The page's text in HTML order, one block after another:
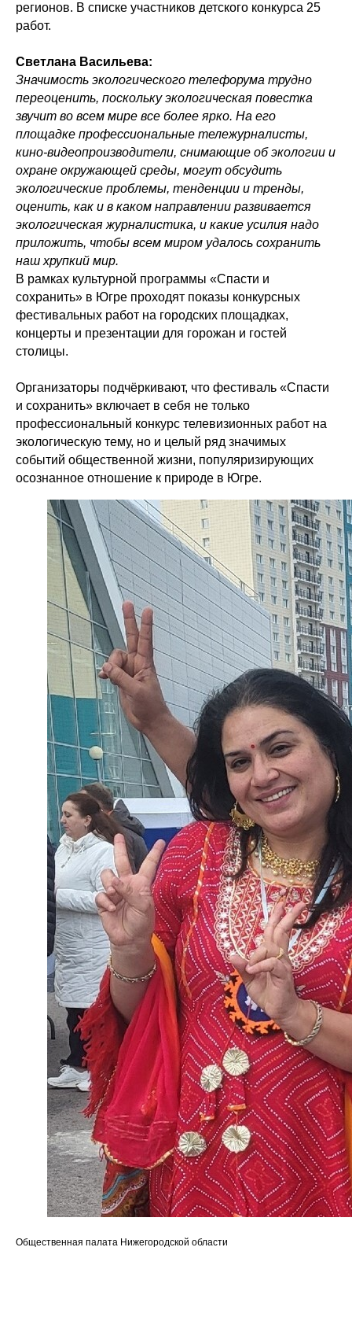
регионов. В списке участников детского конкурса 25
работ.
Светлана Васильева:
Значимость экологического телефорума трудно
переоценить, поскольку экологическая повестка
звучит во всем мире все более ярко. На его
площадке профессиональные тележурналисты,
кино-видеопроизводители, снимающие об экологии и
охране окружающей среды, могут обсудить
экологические проблемы, тенденции и тренды,
оценить, как и в каком направлении развивается
экологическая журналистика, и какие усилия надо
приложить, чтобы всем миром удалось сохранить
наш хрупкий мир.
В рамках культурной программы «Спасти и
сохранить» в Югре проходят показы конкурсных
фестивальных работ на городских площадках,
концерты и презентации для горожан и гостей
столицы.
Организаторы подчёркивают, что фестиваль «Спасти
и сохранить» включает в себя не только
профессиональный конкурс телевизионных работ на
экологическую тему, но и целый ряд значимых
событий общественной жизни, популяризирующих
осознанное отношение к природе в Югре.
Общественная палата Нижегородской области